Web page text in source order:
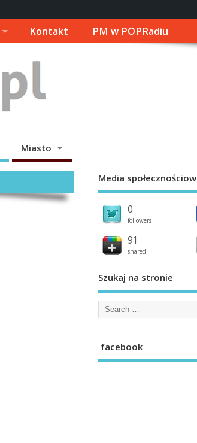
Kontakt PM w POPRadiu
Miasto
Media
0
followers
91
shared
Szukaj na stronie
facebook